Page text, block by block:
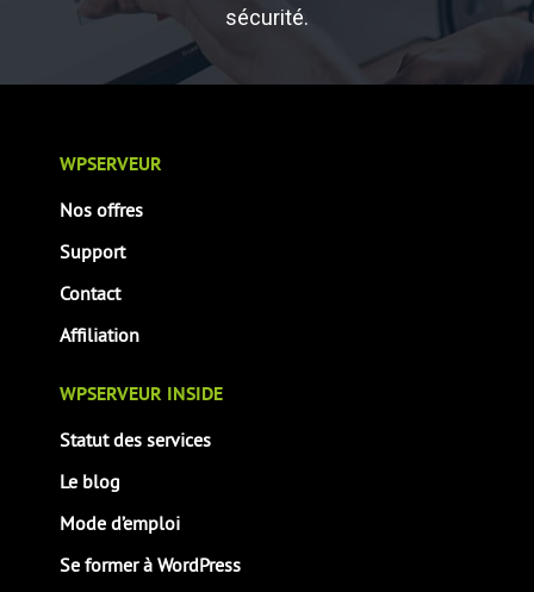
sécurité.
WPSERVEUR
Nos offres
Support
Contact
Affiliation
WPSERVEUR INSIDE
Statut des services
Le blog
Mode d’emploi
Se former à WordPress